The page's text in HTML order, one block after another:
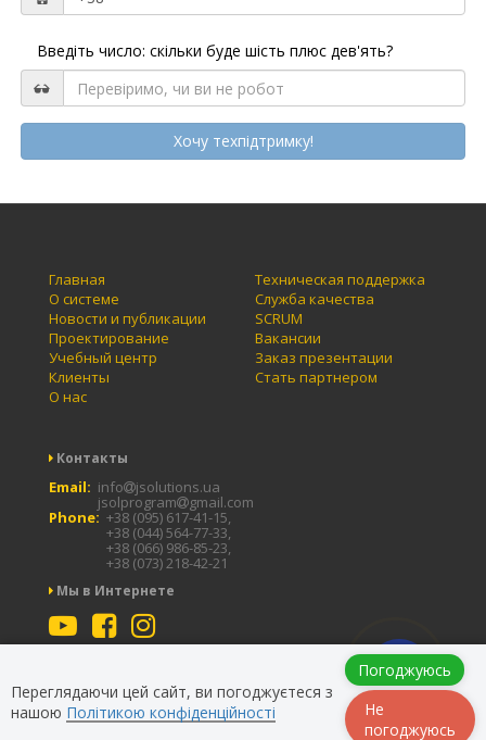
Введiть число: скiльки буде шiсть плюс дев'ять?
Хочу техпідтримку!
Главная
О системе
Новости и публикации
Проектирование
Учебный центр
Клиенты
О нас
Техническая поддержка
Служба качества
SCRUM
Вакансии
Заказ презентации
Стать партнером
Контакты
Email: info jsolutions.ua
jsolprogram gmail.com
Phone: +38 (095) 617-41-15,
+38 (044) 564-77-33,
+38 (066) 986-85-23,
+38 (073) 218-42-21
Мы в Интернете
Заказать презентацию
Переглядаючи цей сайт, ви погоджуєтеся з
нашою Політикою конфіденційності
Погоджуюсь
Не
погоджуюсь
звонок